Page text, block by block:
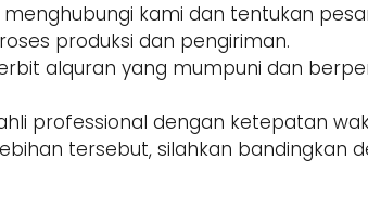
menghubungi kami dan tentukan
produksi dan pengiriman.
alquran yang mumpuni dan
professional dengan ketepatan
tersebut, silahkan bandingkan